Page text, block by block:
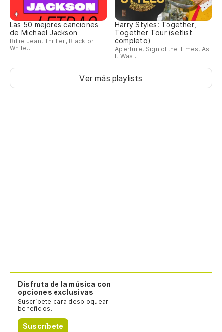
Las 50 mejores canciones
de Michael Jackson
Billie Jean, Thriller, Black or
White...
Harry Styles: Together,
Together Tour (setlist
completo)
Aperture, Sign of the Times, As
It Was...
Ver más playlists
Disfruta de la música con
opciones exclusivas
Suscríbete para desbloquear
beneficios.
Suscríbete